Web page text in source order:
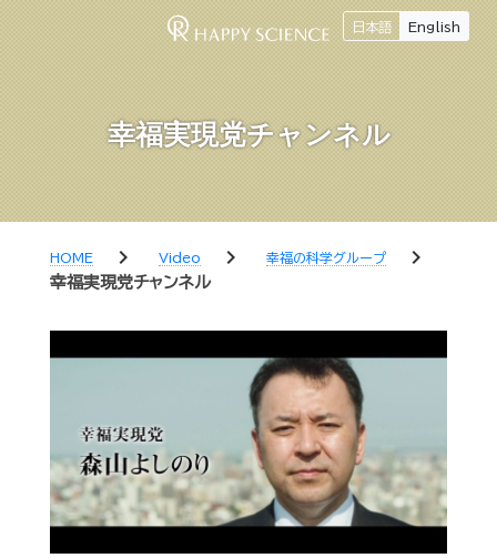
日本語 English
幸福実現党チャンネル
HOME chevron_right Video chevron_right 幸福の科学グループ chevron_right
幸福実現党チャンネル